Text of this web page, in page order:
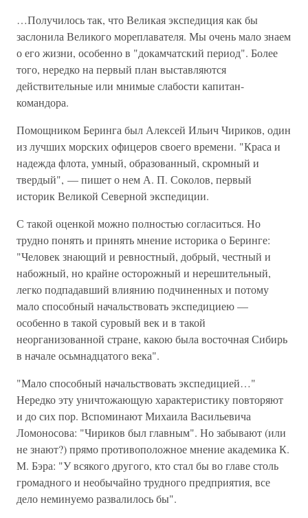
…Получилось так, что Великая экспедиция как бы
заслонила Великого мореплавателя. Мы очень мало знаем
о его жизни, особенно в "докамчатский период". Более
того, нередко на первый план выставляются
действительные или мнимые слабости капитан-
командора.
Помощником Беринга был Алексей Ильич Чириков, один
из лучших морских офицеров своего времени. "Краса и
надежда флота, умный, образованный, скромный и
твердый", — пишет о нем А. П. Соколов, первый
историк Великой Северной экспедиции.
С такой оценкой можно полностью согласиться. Но
трудно понять и принять мнение историка о Беринге:
"Человек знающий и ревностный, добрый, честный и
набожный, но крайне осторожный и нерешительный,
легко подпадавший влиянию подчиненных и потому
мало способный начальствовать экспедициею —
особенно в такой суровый век и в такой
неорганизованной стране, какою была восточная Сибирь
в начале осьмнадцатого века".
"Мало способный начальствовать экспедицией…"
Нередко эту уничтожающую характеристику повторяют
и до сих пор. Вспоминают Михаила Васильевича
Ломоносова: "Чириков был главным". Но забывают (или
не знают?) прямо противоположное мнение академика К.
М. Бэра: "У всякого другого, кто стал бы во главе столь
громадного и необычайно трудного предприятия, все
дело неминуемо развалилось бы".